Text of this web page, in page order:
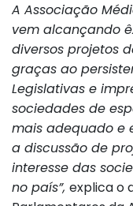
A Associação
vem alcançando
diversos projetos
graças ao
Legislativas e
sociedades de
mais adequado e
a discussão de
interesse das
no país”, explica o